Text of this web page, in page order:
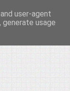
user-agent
usage